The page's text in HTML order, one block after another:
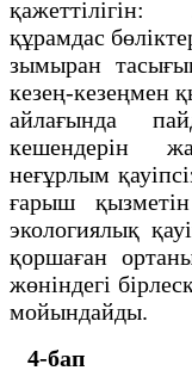
қажеттілігін:
құрамдас
зымыран
кезең-кезеңмен
айлағында
кешендерін
неғұрлым
ғарыш
экологиялық
қоршаған
жөніндегі
мойындайды.
4-бап